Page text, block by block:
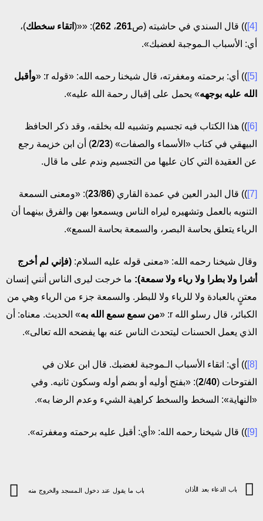
[4] )) قال السندي في حاشيته (ص261، 262
): ««(اتقاء سخطك)،
أي: الأسباب الـموجبة لغضبك».
[5] )) أي: برحمته ومغفرته، قال شيخنا رحمه الله: «قوله r: «
وأقبل
الله عليه بوجهه» يحمل على إقبال رحمة الله عليه».
[6]
)) هذا الكتاب فيه تجسيم وتشبيه لله بخلقه، وقد ذكر الحافظ
البيهقي في كتاب «الأسماء والصفات» (
2/23
) أن ابن خزيمة رجع
عن العقيدة التي كان عليها من التجسيم وندم على ما قال.
[7] )) قال البدر العين في عمدة القاري ( 23/86
): «ومعنى السمعة
التنويه بالعمل وتشهيره ليراه الناس ويسمعوا بهن والفرق بينهما أن
الرياء يتعلق بحاسة البصر، والسمعة بحاسة السمع».
وقال شيخنا رحمه الله: «معنى قوله عليه السلام: (فإني لم أخرج
أشرا ولا بطرا ولا رياء ولا سمعة): ما خرجت ليرى الناس أنني إنسان
معتنٍ بالعبادة ولا للرياء ولا للبطر. والسمعة جزء من الرياء وهي من
الكبائر، قال رسلو الله r: «
من سمع سمع الله به» الحديث. معناه: أن
الذي يعمل الحسنات ليتحدث الناس عنه بها يفضحه الله تعالى».
[8]
)) أي: اتقاء الأسباب الـموجبة لغضبك. قال ابن علان في
الفتوحات (
2/40
): «بفتح أوليه أو بضم أوله وسكون ثانيه. وفي
«النهاية»: السخط والسخط كراهية الشيء وعدم الرضا به».
[9] )) قال شيخنا رحمه الله: «أي: أقبل عليه برحمته ومغفرته».
باب الدعاء بعد الأذان باب ما يقول عند دخول الـمسجد والخروج منه